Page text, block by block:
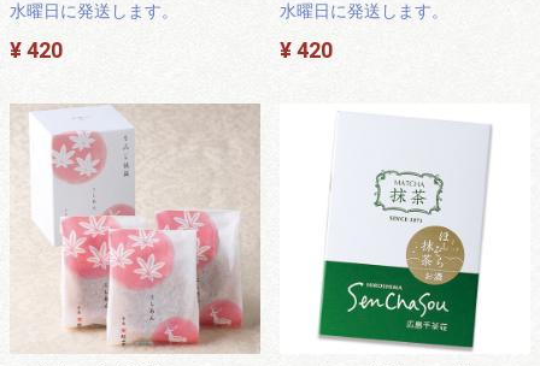
水曜日に発送します。
¥ 420
水曜日に発送します。
¥ 420